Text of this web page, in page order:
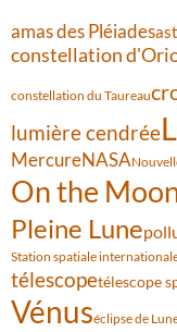
amas des Pléiades
constellation
constellation du Taureau
lumière cendrée
MercureNASA
On the
Pleine Lune
Station spatiale
télescopetélescope
Vénuséclipse de